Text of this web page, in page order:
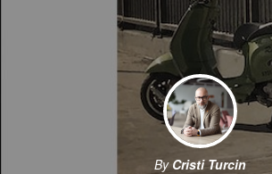
By Cristi Turcin